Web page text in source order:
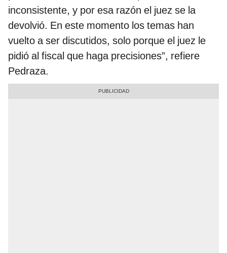
inconsistente, y por esa razón el juez se la
devolvió. En este momento los temas han
vuelto a ser discutidos, solo porque el juez le
pidió al fiscal que haga precisiones”, refiere
Pedraza.